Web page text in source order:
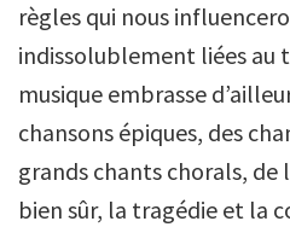
règles qui nous
indissolublement liées au
musique embrasse
chansons épiques, des
grands chants chorals, de
bien sûr, la tragédie et la